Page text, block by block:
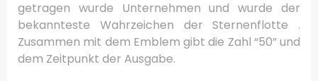
getragen wurde Unternehmen und wurde der
bekannteste Wahrzeichen der Sternenflotte .
Zusammen mit dem Emblem gibt die Zahl “50” und
dem Zeitpunkt der Ausgabe.